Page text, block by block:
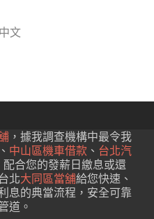
文
，據我調查機構中最令我
、 中山區機車借款 、 台北汽
合您的發薪日繳息或還
北大同區當舖給您快速、
息的典當流程，安全可靠
道。